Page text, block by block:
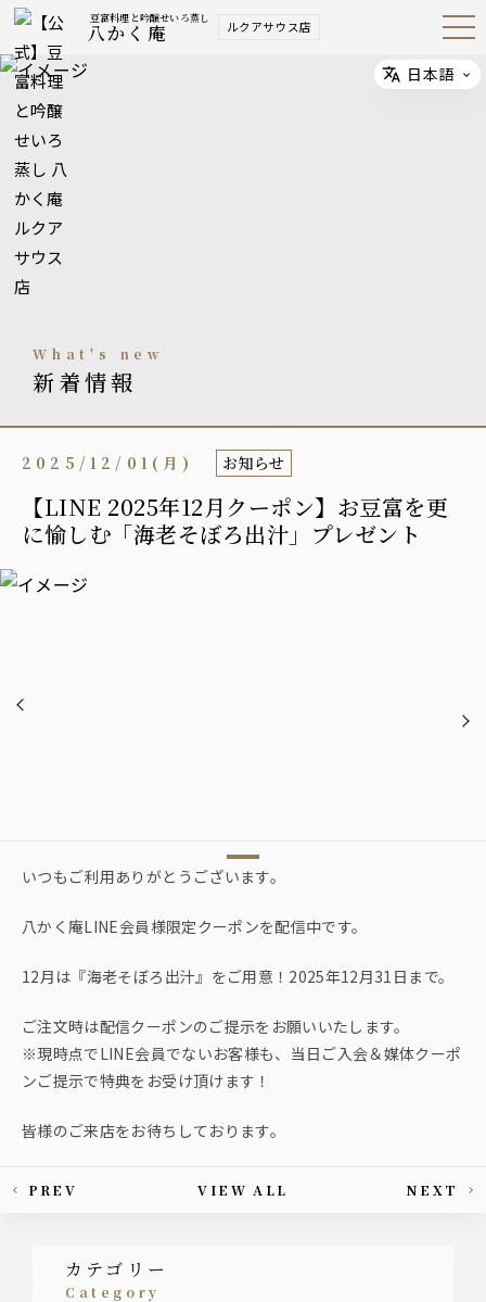
豆富料理と吟醸せいろ蒸し
八かく庵 ルクアサウス店 Open
Navig
what's new
新着情報
【LINE 2025年12月クーポン】お豆富を更
に愉しむ「海老そぼろ出汁」プレゼント
2025/12/01(月) お知らせ
いつもご利用ありがとうございます。
八かく庵LINE会員様限定クーポンを配信中です。
12月は『海老そぼろ出汁』をご用意！2025年12月31日まで。
ご注文時は配信クーポンのご提示をお願いいたします。
※現時点でLINE会員でないお客様も、当日ご入会＆媒体クーポ
ンご提示で特典をお受け頂けます！
皆様のご来店をお待ちしております。
This article's paging
PREV VIEW ALL NEXT
カテゴリー
category
Select
日本語